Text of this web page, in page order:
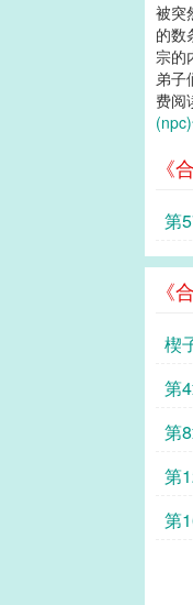
被突
的数
宗的
弟子
费阅
《
第
《
楔
第
第
第
第